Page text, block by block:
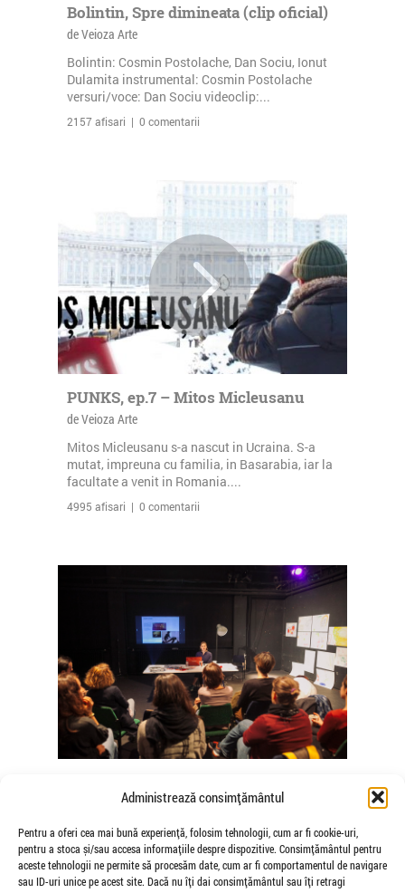
Administrează consimțământul
Pentru a oferi cea mai bună experiență, folosim tehnologii, cum ar fi cookie-uri,
pentru a stoca și/sau accesa informațiile despre dispozitive. Consimțământul pentru
aceste tehnologii ne permite să procesăm date, cum ar fi comportamentul de navigare
sau ID-uri unice pe acest site. Dacă nu îți dai consimțământul sau îți retragi
Bolintin, Spre dimineata (clip oficial)
de Veioza Arte
Bolintin: Cosmin Postolache, Dan Sociu, Ionut
Dulamita instrumental: Cosmin Postolache
versuri/voce: Dan Sociu videoclip:...
2157 afisari | 0 comentarii
PUNKS, ep.7 – Mitos Micleusanu
de Veioza Arte
Mitos Micleusanu s-a nascut in Ucraina. S-a
mutat, impreuna cu familia, in Basarabia, iar la
facultate a venit in Romania....
4995 afisari | 0 comentarii
Somatice susținute de coregrafele
Mădălina Dan și Valentina De Piante
Niculae
de Veioza Arte